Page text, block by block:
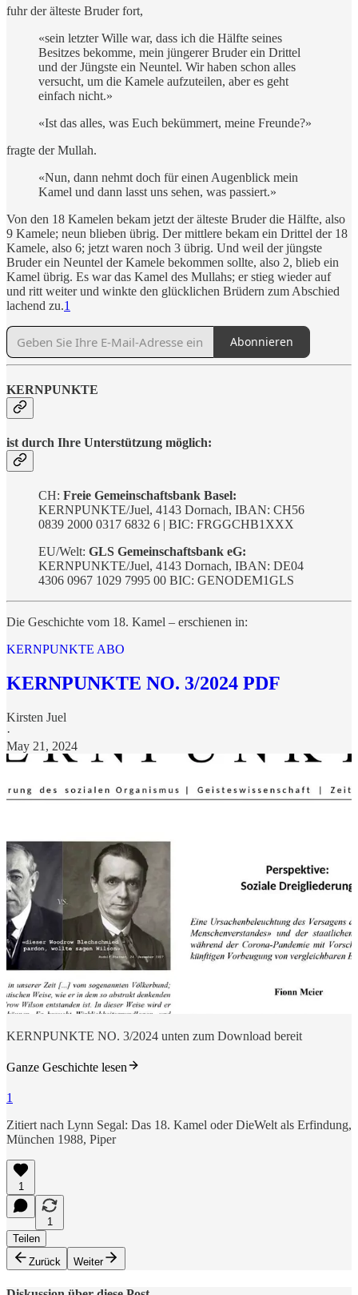
fuhr der älteste Bruder fort,
«sein letzter Wille war, dass ich die Hälfte seines
Besitzes bekomme, mein jüngerer Bruder ein Drittel
und der Jüngste ein Neuntel. Wir haben schon alles
versucht, um die Kamele aufzuteilen, aber es geht
einfach nicht.»
«Ist das alles, was Euch bekümmert, meine Freunde?»
fragte der Mullah.
«Nun, dann nehmt doch für einen Augenblick mein
Kamel und dann lasst uns sehen, was passiert.»
Von den 18 Kamelen bekam jetzt der älteste Bruder die Hälfte, also
9 Kamele; neun blieben übrig. Der mittlere bekam ein Drittel der 18
Kamele, also 6; jetzt waren noch 3 übrig. Und weil der jüngste
Bruder ein Neuntel der Kamele bekommen sollte, also 2, blieb ein
Kamel übrig. Es war das Kamel des Mullahs; er stieg wieder auf
und ritt weiter und winkte den glücklichen Brüdern zum Abschied
lachend zu.1
Abonnieren
KERNPUNKTE
ist durch Ihre Unterstützung möglich:
CH: Freie Gemeinschaftsbank Basel:
KERNPUNKTE/Juel, 4143 Dornach, IBAN: CH56
0839 2000 0317 6832 6 | BIC: FRGGCHB1XXX
EU/Welt: GLS Gemeinschaftsbank eG:
KERNPUNKTE/Juel, 4143 Dornach, IBAN: DE04
4306 0967 1029 7995 00 BIC: GENODEM1GLS
Die Geschichte vom 18. Kamel – erschienen in:
KERNPUNKTE ABO
KERNPUNKTE NO. 3/2024 PDF
Kirsten Juel
·
May 21, 2024
KERNPUNKTE NO. 3/2024 unten zum Download bereit
Ganze Geschichte lesen
1
Zitiert nach Lynn Segal: Das 18. Kamel oder DieWelt als Erfindung,
München 1988, Piper
1
1
Teilen
Zurück
Weiter